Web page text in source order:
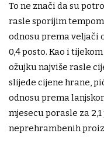
To ne znači da su
rasle sporijim
odnosu prema veljači
0,4 posto. Kao i
ožujku najviše rasle
slijede cijene hrane,
odnosu prema
mjesecu porasle za
neprehrambenih